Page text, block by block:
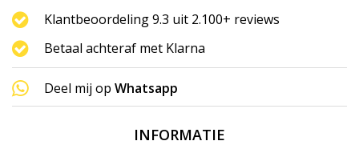
Klantbeoordeling 9.3 uit 2.100+ reviews
Betaal achteraf met Klarna
Deel mij op Whatsapp
INFORMATIE